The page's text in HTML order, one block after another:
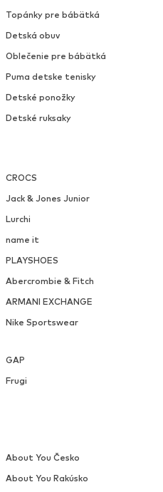
Topánky pre bábätká
Detská obuv
Oblečenie pre bábätká
Puma detske tenisky
Detské ponožky
Detské ruksaky
CROCS
Jack & Jones Junior
Lurchi
name it
PLAYSHOES
Abercrombie & Fitch
ARMANI EXCHANGE
Nike Sportswear
GAP
Frugi
About You Česko
About You Rakúsko